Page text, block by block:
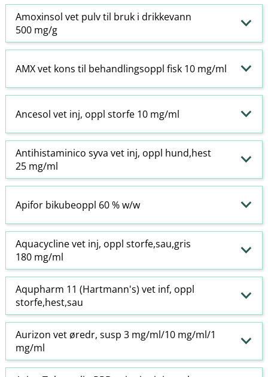
Amoxinsol vet pulv til bruk i drikkevann
500 mg/g
AMX vet kons til behandlingsoppl fisk 10 mg/ml
Ancesol vet inj, oppl storfe 10 mg/ml
Antihistaminico syva vet inj, oppl hund,hest
25 mg/ml
Apifor bikubeoppl 60 % w​/​w
Aquacycline vet inj, oppl storfe,sau,gris
180 mg/ml
Aqupharm 11 (Hartmann's) vet inf, oppl
storfe,hest,sau
Aurizon vet øredr, susp 3 mg/ml/10 mg/ml/1
mg/ml